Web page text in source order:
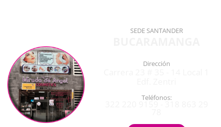
SEDE SANTANDER
Dirección
Teléfonos: